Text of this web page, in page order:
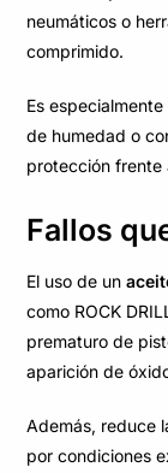
neumáticos o
comprimido.
Es
de humedad o
protección frente
Fallos
El uso de un
como ROCK
prematuro de
aparición de
Además, reduce
por condiciones